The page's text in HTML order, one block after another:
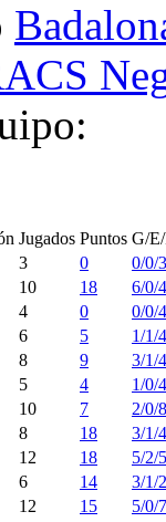
Jugados Puntos G/
3 0
0/0/3
10 18
6/0/4
4 0
0/0/4
6 5
1/1/4
8 9
3/1/4
5 4
1/0/4
10 7
2/0/8
8 18
3/1/4
12 18
5/2/5
6 14
3/1/2
12 15
5/0/7